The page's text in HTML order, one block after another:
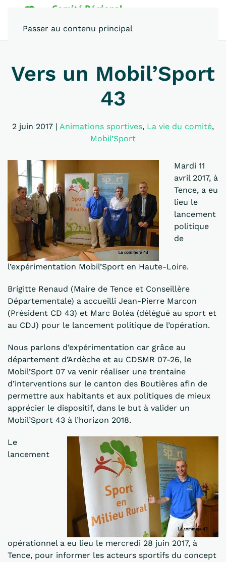
Passer au contenu principal
Vers un Mobil’Sport
43
2 juin 2017 | Animations sportives, La vie du comité,
Mobil’Sport
Mardi 11
avril 2017, à
Tence, a eu
lieu le
lancement
politique
de
l’expérimentation Mobil’Sport en Haute-Loire.
Brigitte Renaud (Maire de Tence et Conseillère
Départementale) a accueilli Jean-Pierre Marcon
(Président CD 43) et Marc Boléa (délégué au sport et
au CDJ) pour le lancement politique de l’opération.
Nous parlons d’expérimentation car grâce au
département d’Ardèche et au CDSMR 07-26, le
Mobil’Sport 07 va venir réaliser une trentaine
d’interventions sur le canton des Boutières afin de
permettre aux habitants et aux politiques de mieux
apprécier le dispositif, dans le but à valider un
Mobil’Sport 43 à l’horizon 2018.
Le
lancement
opérationnel a eu lieu le mercredi 28 juin 2017, à
Tence, pour informer les acteurs sportifs du concept